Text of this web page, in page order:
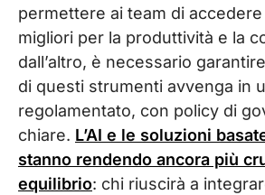
permettere ai team di
migliori per la produttività e la
dall’altro, è necessario
di questi strumenti avvenga in
regolamentato, con policy di
chiare. L’AI e le soluzioni
stanno rendendo ancora più
equilibrio: chi riuscirà a